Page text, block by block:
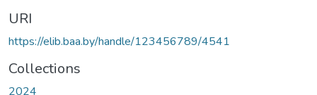
URI
https://elib.baa.by/handle/123456789/4541
Collections
2024